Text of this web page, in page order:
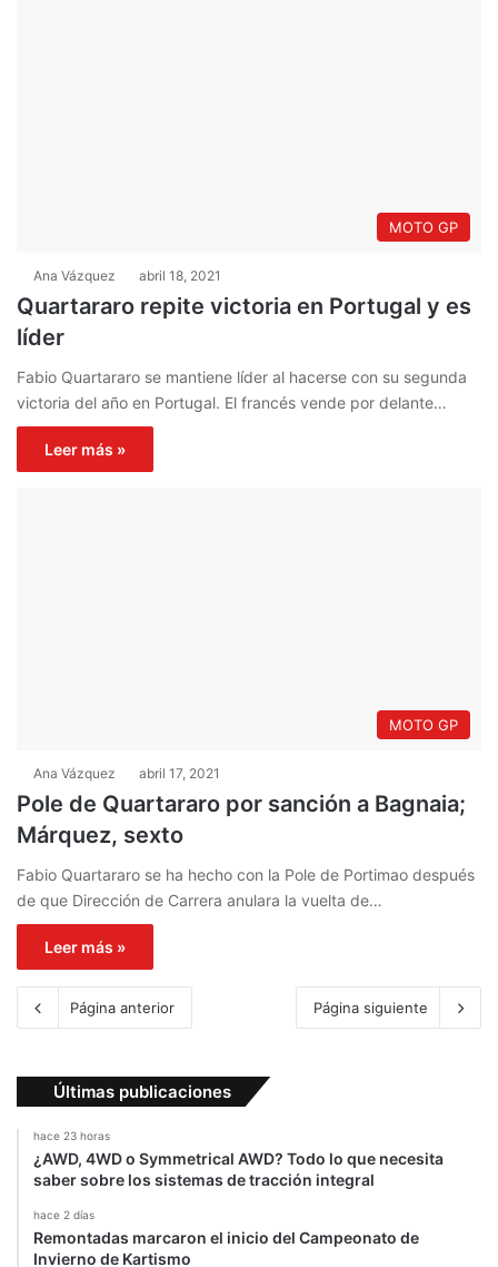
MOTO GP
Ana Vázquez abril 18, 2021
Quartararo repite victoria en Portugal y es
líder
Fabio Quartararo se mantiene líder al hacerse con su segunda
victoria del año en Portugal. El francés vende por delante…
Leer más »
MOTO GP
Ana Vázquez abril 17, 2021
Pole de Quartararo por sanción a Bagnaia;
Márquez, sexto
Fabio Quartararo se ha hecho con la Pole de Portimao después
de que Dirección de Carrera anulara la vuelta de…
Leer más »
Página anterior Página siguiente
Últimas publicaciones
hace 23 horas
¿AWD, 4WD o Symmetrical AWD? Todo lo que necesita
saber sobre los sistemas de tracción integral
hace 2 días
Remontadas marcaron el inicio del Campeonato de
Invierno de Kartismo